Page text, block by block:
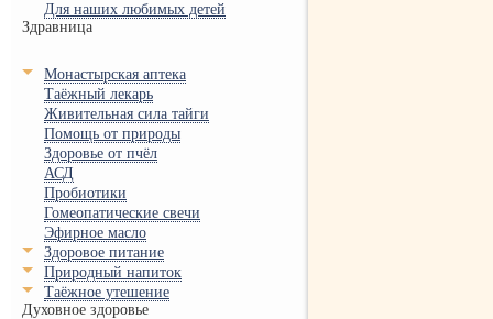
Для наших любимых детей
Здравница
Монастырская аптека
Таёжный лекарь
Живительная сила тайги
Помощь от природы
Здоровье от пчёл
АСД
Пробиотики
Гомеопатические свечи
Эфирное масло
Здоровое питание
Природный напиток
Таёжное утешение
Духовное здоровье